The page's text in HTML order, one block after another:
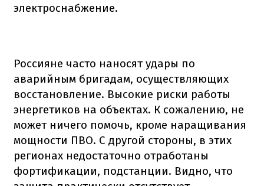
электроснабжение.
Россияне часто наносят удары по
аварийным бригадам, осуществляющих
восстановление. Высокие риски работы
энергетиков на объектах. К сожалению, не
может ничего помочь, кроме наращивания
мощности ПВО. С другой стороны, в этих
регионах недостаточно отработаны
фортификации, подстанции. Видно, что